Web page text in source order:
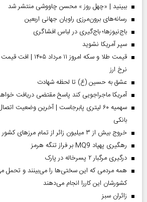
ببینید | «چهل روز » محسن چاووشی منتشر شد
رسانه‌های برون‌مرزی راویان جهانی اربعین
باج‌نیوزها؛ باج‌گیری در لباس افشاگری
سپر آمریکا نشوید
قیمت طلا و سکه امروز
نرخ ارز
عشق به حسین (ع) تا لحظه شهادت
آمریکا ماجراجویی کند پاسخ مقتضی دریافت
سهمیه ۶۰ لیتری پابرجاست | آخرین وضعیت
بانکی
خروج بیش از ۳ میلیون زائر از تمام مرز‌های کشور
رهگیری پهپاد MQ9 بر فراز تنگه هرمز
درگیری مرگبار ۲ پسرخاله در پارک
همه مردمی که این سختی‌ها را می‌بینند و تحمل
کشورشان این کاررا انجام می‌دهند
‌زائران سبز